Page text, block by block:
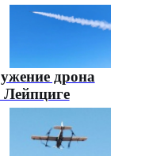
дрона
Лейпциге